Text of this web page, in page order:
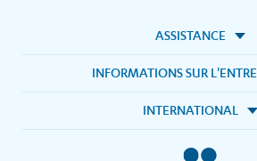
ASSISTANCE
INFORMATIONS SUR
INTERNATIONAL